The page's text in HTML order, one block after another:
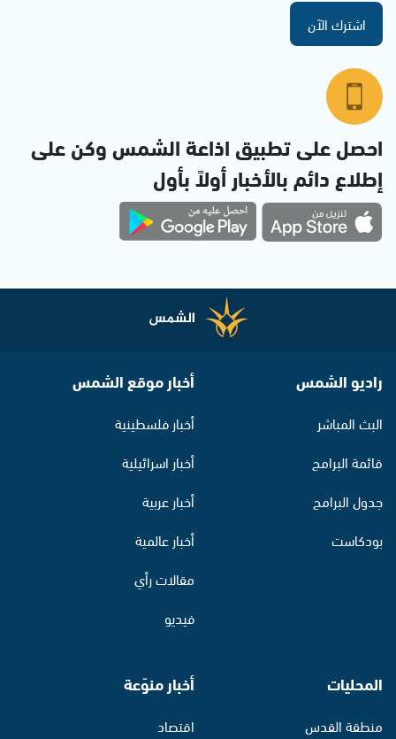
اشترك الآن
احصل على تطبيق اذاعة الشمس وكن على
إطلاع دائم بالأخبار أولاً بأول
راديو الشمس
البث المباشر
قائمة البرامج
جدول البرامج
بودكاست
أخبار موقع الشمس
أخبار فلسطينية
أخبار اسرائيلية
أخبار عربية
أخبار عالمية
مقالات رأي
فيديو
المحليات
منطقة القدس
أخبار منوّعة
اقتصاد